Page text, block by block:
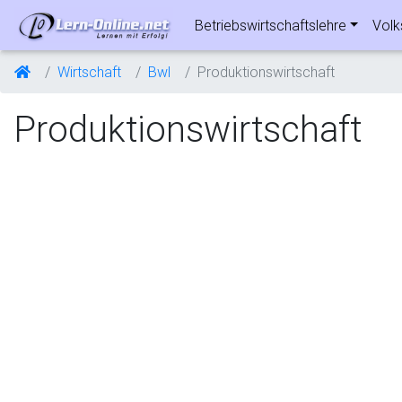
Betriebswirtschaftslehre
Wirtschaft Bwl Produktionswirtschaft
Produktionswirtschaft